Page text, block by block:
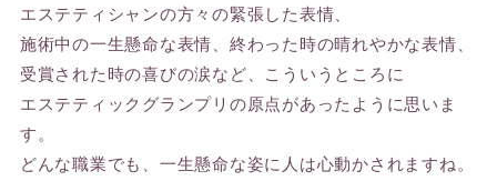
エステティシャンの方々の緊張した表情、
施術中の一生懸命な表情、終わった時の晴れやかな表情、
受賞された時の喜びの涙など、こういうところに
エステティックグランプリの原点があったように思いま
す。
どんな職業でも、一生懸命な姿に人は心動かされますね。